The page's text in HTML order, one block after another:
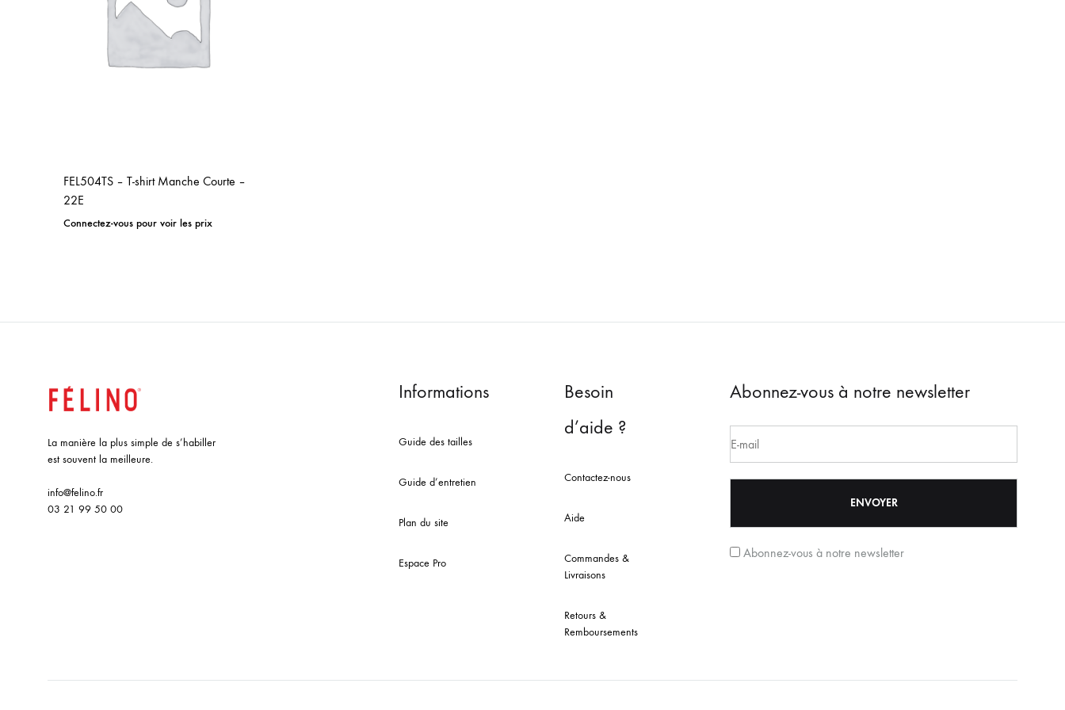
FEL504TS – T-shirt Manche Courte –
22E
Connectez-vous pour voir les prix
La manière la plus simple de s’habiller
est souvent la meilleure.
info@felino.fr
03 21 99 50 00
Informations
Guide des tailles
Guide d’entretien
Plan du site
Espace Pro
Besoin
d’aide ?
Contactez-nous
Aide
Commandes &
Livraisons
Retours &
Remboursements
Abonnez-vous à notre newsletter
Abonnez-vous à notre newsletter